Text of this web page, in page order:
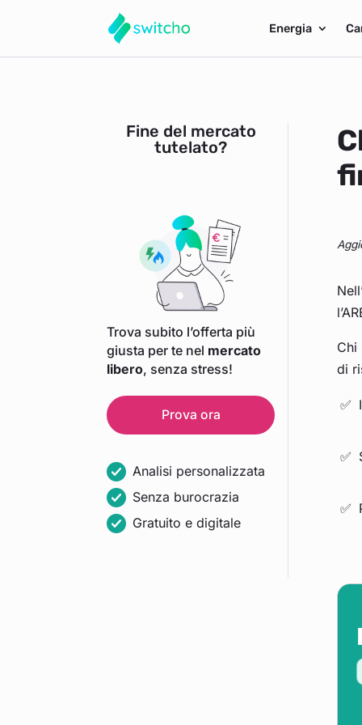
Energia
Fine del mercato
tutelato?
Trova subito l’offerta più
giusta per te nel mercato
libero, senza stress!
Prova ora
Analisi personalizzata
Senza burocrazia
Gratuito e digitale
Chi
di